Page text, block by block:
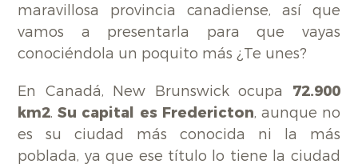
maravillosa provincia canadiense, así que
vamos a presentarla para que vayas
conociéndola un poquito más ¿Te unes?
En Canadá, New Brunswick ocupa 72.900
km2.Su capital es Fredericton, aunque no
es su ciudad más conocida ni la más
poblada, ya que ese título lo tiene la ciudad